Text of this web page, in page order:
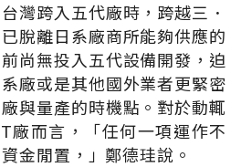
灣跨入五代廠時，跨越三．
脫離日系廠商所能夠供應的
尚無投入五代設備開發，迫
廠或是其他國外業者更緊密
與量產的時機點。對於動輒
廠而言，「任何一項運作不
金閒置，」鄭德珪說。